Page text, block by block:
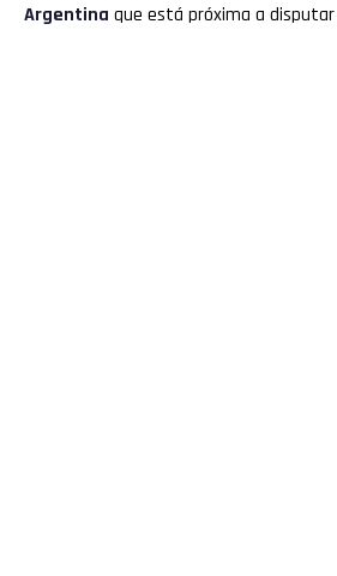
Argentina que está próxima a disputar